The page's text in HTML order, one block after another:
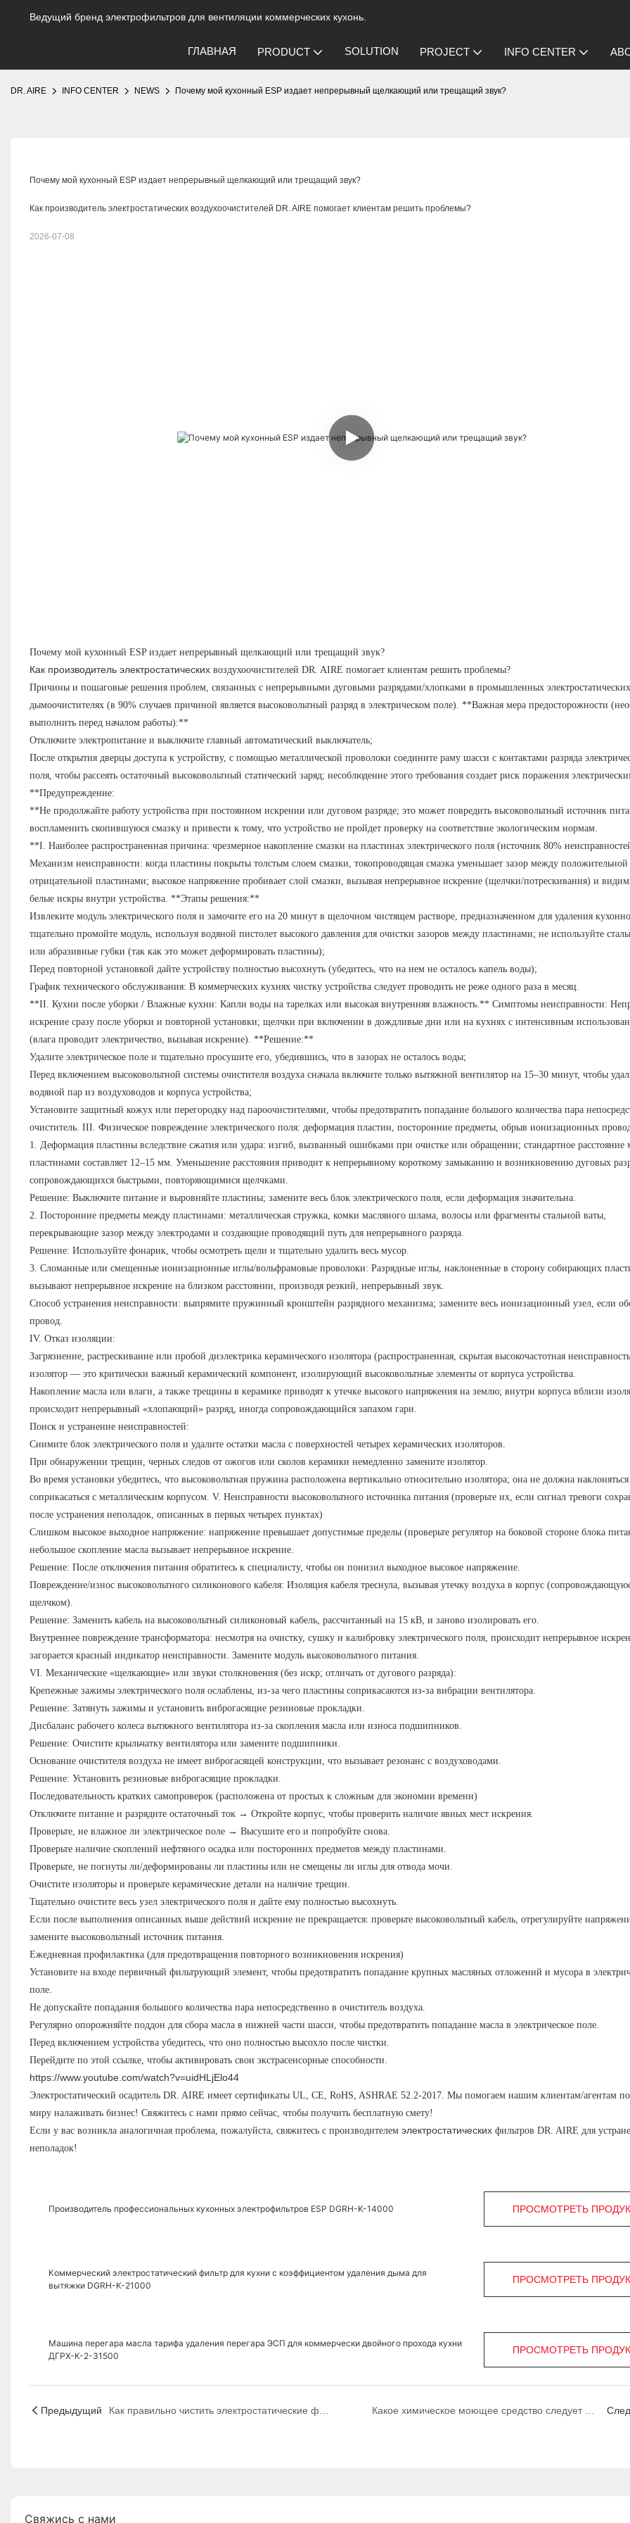
Ведущий бренд электрофильтров для вентиляции коммерческих кухонь.
ГЛАВНАЯ PRODUCT SOLUTION PROJECT INFO CENTER
DR. AIRE INFO CENTER NEWS Почему мой кухонный ESP издает непрерывный щелкающий или трещащий звук?
Почему мой кухонный ESP издает непрерывный щелкающий или трещащий звук?
Как производитель электростатических воздухоочистителей DR. AIRE помогает клиентам решить проблемы?
2026-07-08
Почему мой кухонный ESP издает непрерывный щелкающий или трещащий звук?
Как производитель электростатических воздухоочистителей DR. AIRE помогает клиентам решить проблемы?
Причины и пошаговые решения проблем, связанных с непрерывными дуговыми разрядами/хлопками в промышленных электростатических
дымоочистителях (в 90% случаев причиной является высоковольтный разряд в электрическом поле). **Важная мера предосторожности
выполнить перед началом работы):**
Отключите электропитание и выключите главный автоматический выключатель;
После открытия дверцы доступа к устройству, с помощью металлической проволоки соедините раму шасси с контактами разряда
поля, чтобы рассеять остаточный высоковольтный статический заряд; несоблюдение этого требования создает риск поражения
**Предупреждение:
**Не продолжайте работу устройства при постоянном искрении или дуговом разряде; это может повредить высоковольтный источник
воспламенить скопившуюся смазку и привести к тому, что устройство не пройдет проверку на соответствие экологическим нормам.
**I. Наиболее распространенная причина: чрезмерное накопление смазки на пластинах электрического поля (источник 80%
Механизм неисправности: когда пластины покрыты толстым слоем смазки, токопроводящая смазка уменьшает зазор между положительной
отрицательной пластинами; высокое напряжение пробивает слой смазки, вызывая непрерывное искрение (щелчки/потрескивания) и
белые искры внутри устройства. **Этапы решения:**
Извлеките модуль электрического поля и замочите его на 20 минут в щелочном чистящем растворе, предназначенном для удаления
тщательно промойте модуль, используя водяной пистолет высокого давления для очистки зазоров между пластинами; не используйте
или абразивные губки (так как это может деформировать пластины);
Перед повторной установкой дайте устройству полностью высохнуть (убедитесь, что на нем не осталось капель воды);
График технического обслуживания: В коммерческих кухнях чистку устройства следует проводить не реже одного раза в месяц.
**II. Кухни после уборки / Влажные кухни: Капли воды на тарелках или высокая внутренняя влажность.** Симптомы неисправности:
искрение сразу после уборки и повторной установки; щелчки при включении в дождливые дни или на кухнях с интенсивным
(влага проводит электричество, вызывая искрение). **Решение:**
Удалите электрическое поле и тщательно просушите его, убедившись, что в зазорах не осталось воды;
Перед включением высоковольтной системы очистителя воздуха сначала включите только вытяжной вентилятор на 15–30 минут, чтобы
водяной пар из воздуховодов и корпуса устройства;
Установите защитный кожух или перегородку над пароочистителями, чтобы предотвратить попадание большого количества пара
очиститель. III. Физическое повреждение электрического поля: деформация пластин, посторонние предметы, обрыв ионизационных
1. Деформация пластины вследствие сжатия или удара: изгиб, вызванный ошибками при очистке или обращении; стандартное расстояние
пластинами составляет 12–15 мм. Уменьшение расстояния приводит к непрерывному короткому замыканию и возникновению дуговых
сопровождающихся быстрыми, повторяющимися щелчками.
Решение: Выключите питание и выровняйте пластины; замените весь блок электрического поля, если деформация значительна.
2. Посторонние предметы между пластинами: металлическая стружка, комки масляного шлама, волосы или фрагменты стальной ваты,
перекрывающие зазор между электродами и создающие проводящий путь для непрерывного разряда.
Решение: Используйте фонарик, чтобы осмотреть щели и тщательно удалить весь мусор.
3. Сломанные или смещенные ионизационные иглы/вольфрамовые проволоки: Разрядные иглы, наклоненные в сторону собирающих
вызывают непрерывное искрение на близком расстоянии, производя резкий, непрерывный звук.
Способ устранения неисправности: выпрямите пружинный кронштейн разрядного механизма; замените весь ионизационный узел, если
провод.
IV. Отказ изоляции:
Загрязнение, растрескивание или пробой диэлектрика керамического изолятора (распространенная, скрытая высокочастотная
изолятор — это критически важный керамический компонент, изолирующий высоковольтные элементы от корпуса устройства.
Накопление масла или влаги, а также трещины в керамике приводят к утечке высокого напряжения на землю; внутри корпуса вблизи
происходит непрерывный «хлопающий» разряд, иногда сопровождающийся запахом гари.
Поиск и устранение неисправностей:
Снимите блок электрического поля и удалите остатки масла с поверхностей четырех керамических изоляторов.
При обнаружении трещин, черных следов от ожогов или сколов керамики немедленно замените изолятор.
Во время установки убедитесь, что высоковольтная пружина расположена вертикально относительно изолятора; она не должна
соприкасаться с металлическим корпусом. V. Неисправности высоковольтного источника питания (проверьте их, если сигнал тревоги
после устранения неполадок, описанных в первых четырех пунктах)
Слишком высокое выходное напряжение: напряжение превышает допустимые пределы (проверьте регулятор на боковой стороне блока
небольшое скопление масла вызывает непрерывное искрение.
Решение: После отключения питания обратитесь к специалисту, чтобы он понизил выходное высокое напряжение.
Повреждение/износ высоковольтного силиконового кабеля: Изоляция кабеля треснула, вызывая утечку воздуха в корпус
щелчком).
Решение: Заменить кабель на высоковольтный силиконовый кабель, рассчитанный на 15 кВ, и заново изолировать его.
Внутреннее повреждение трансформатора: несмотря на очистку, сушку и калибровку электрического поля, происходит непрерывное
загорается красный индикатор неисправности. Замените модуль высоковольтного питания.
VI. Механические «щелкающие» или звуки столкновения (без искр; отличать от дугового разряда):
Крепежные зажимы электрического поля ослаблены, из-за чего пластины соприкасаются из-за вибрации вентилятора.
Решение: Затянуть зажимы и установить виброгасящие резиновые прокладки.
Дисбаланс рабочего колеса вытяжного вентилятора из-за скопления масла или износа подшипников.
Решение: Очистите крыльчатку вентилятора или замените подшипники.
Основание очистителя воздуха не имеет виброгасящей конструкции, что вызывает резонанс с воздуховодами.
Решение: Установить резиновые виброгасящие прокладки.
Последовательность кратких самопроверок (расположена от простых к сложным для экономии времени)
Отключите питание и разрядите остаточный ток → Откройте корпус, чтобы проверить наличие явных мест искрения.
Проверьте, не влажное ли электрическое поле → Высушите его и попробуйте снова.
Проверьте наличие скоплений нефтяного осадка или посторонних предметов между пластинами.
Проверьте, не погнуты ли/деформированы ли пластины или не смещены ли иглы для отвода мочи.
Очистите изоляторы и проверьте керамические детали на наличие трещин.
Тщательно очистите весь узел электрического поля и дайте ему полностью высохнуть.
Если после выполнения описанных выше действий искрение не прекращается: проверьте высоковольтный кабель, отрегулируйте
замените высоковольтный источник питания.
Ежедневная профилактика (для предотвращения повторного возникновения искрения)
Установите на входе первичный фильтрующий элемент, чтобы предотвратить попадание крупных масляных отложений и мусора в
поле.
Не допускайте попадания большого количества пара непосредственно в очиститель воздуха.
Регулярно опорожняйте поддон для сбора масла в нижней части шасси, чтобы предотвратить попадание масла в электрическое поле.
Перед включением устройства убедитесь, что оно полностью высохло после чистки.
Перейдите по этой ссылке, чтобы активировать свои экстрасенсорные способности.
https://www.youtube.com/watch?v=uidHLjElo44
Электростатический осадитель DR. AIRE имеет сертификаты UL, CE, RoHS, ASHRAE 52.2-2017. Мы помогаем нашим клиентам/агентам
миру налаживать бизнес! Свяжитесь с нами прямо сейчас, чтобы получить бесплатную смету!
Если у вас возникла аналогичная проблема, пожалуйста, свяжитесь с производителемэлектростатических фильтров DR. AIRE для
неполадок!
Производитель профессиональных кухонных электрофильтров ESP DGRH-K-14000 ПРОСМОТРЕТЬ
Коммерческий электростатический фильтр для кухни с коэффициентом удаления дыма для
вытяжки DGRH-K-21000
ПРОСМОТРЕТЬ
Машина перегара масла тарифа удаления перегара ЭСП для коммерчески двойного прохода кухни
ДГРХ-К-2-31500
ПРОСМОТРЕТЬ
Предыдущий
Свяжись с нами